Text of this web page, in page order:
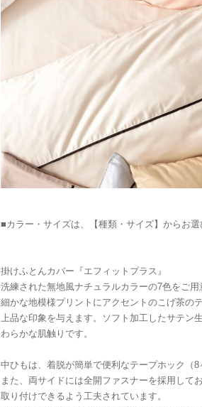
■カラー・サイズは、【種類・サイズ】からお
掛けふとんカバー『エフィットプラス』
洗練された無地風ナチュラルカラーの7色をご用
細かな地模様プリントにアクセントのこげ茶の
上品な印象を与えます。ソフト加工したサテン
わらかな肌触りです。
中ひもは、着脱が簡単で便利なテープホック（8
また、両サイドには全開ファスナーを採用して
取り付けできるよう工夫されています。